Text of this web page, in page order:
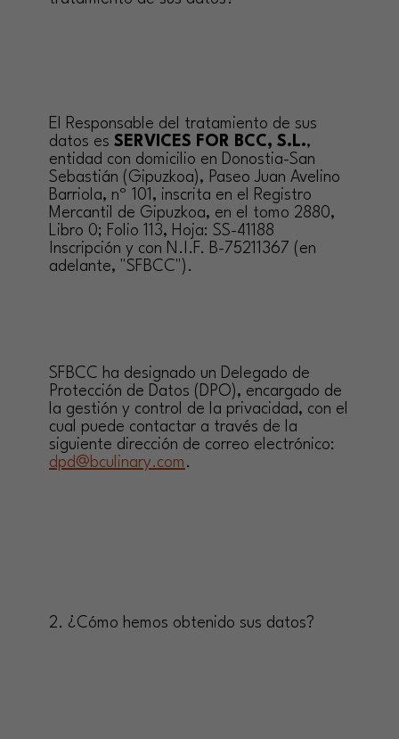
El Responsable del tratamiento de sus
datos es SERVICES FOR BCC, S.L.,
entidad con domicilio en Donostia-San
Sebastián (Gipuzkoa), Paseo Juan Avelino
Barriola, nº 101, inscrita en el Registro
Mercantil de Gipuzkoa, en el tomo 2880,
Libro 0; Folio 113, Hoja: SS-41188
Inscripción y con N.I.F. B-75211367 (en
adelante, "SFBCC").
SFBCC ha designado un Delegado de
Protección de Datos (DPO), encargado de
la gestión y control de la privacidad, con el
cual puede contactar a través de la
siguiente dirección de correo electrónico:
dpd@bculinary.com .
2. ¿Cómo hemos obtenido sus datos?